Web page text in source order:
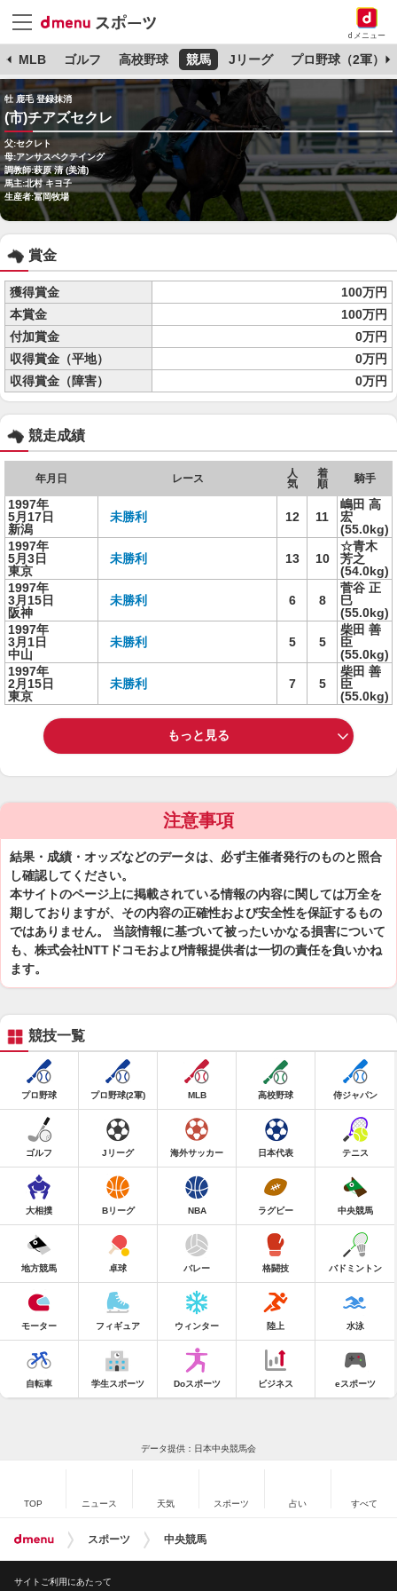
dメニュー
MLB ゴルフ 高校野球 競馬 Jリーグ プロ野球（2軍）
牡 鹿毛 登録抹消
(市)チアズセクレ
父:セクレト
母:アンサスペクテイング
調教師:萩原 清 (美浦)
馬主:北村 キヨ子
生産者:冨岡牧場
賞金
獲得賞金
100万円
本賞金
100万円
付加賞金
0万円
収得賞金（平地）
0万円
収得賞金（障害）
0万円
競走成績
年月日 レース
人
気
着
順
騎手
1997年
5月17日
新潟
未勝利 12 11
嶋田 高
宏
(55.0kg)
1997年
5月3日
東京
未勝利 13 10
☆青木
芳之
(54.0kg)
1997年
3月15日
阪神
未勝利 6 8
菅谷 正
巳
(55.0kg)
1997年
3月1日
中山
未勝利 5 5
柴田 善
臣
(55.0kg)
1997年
2月15日
東京
未勝利 7 5
柴田 善
臣
(55.0kg)
もっと見る
注意事項
結果・成績・オッズなどのデータは、必ず主催者発行のものと照合
し確認してください。
本サイトのページ上に掲載されている情報の内容に関しては万全を
期しておりますが、その内容の正確性および安全性を保証するもの
ではありません。 当該情報に基づいて被ったいかなる損害について
も、株式会社NTTドコモおよび情報提供者は一切の責任を負いかね
ます。
競技一覧
プロ野球 プロ野球(2軍) MLB 高校野球 侍ジャパン
ゴルフ Jリーグ 海外サッカー 日本代表 テニス
大相撲 Bリーグ NBA ラグビー 中央競馬
地方競馬 卓球 バレー 格闘技 バドミントン
モーター フィギュア ウィンター 陸上 水泳
自転車 学生スポーツ Doスポーツ ビジネス eスポーツ
データ提供：日本中央競馬会
TOP ニュース 天気 スポーツ 占い すべて
スポーツ 中央競馬
サイトご利用にあたって